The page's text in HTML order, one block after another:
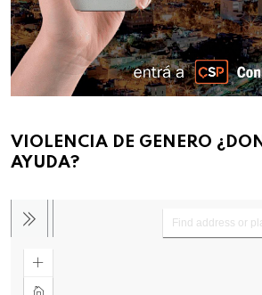
VIOLENCIA DE GENERO
AYUDA?